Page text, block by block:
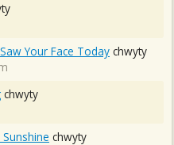
Your Face Today chwyty
chwyty
chwyty